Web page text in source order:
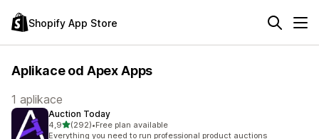
Shopify App Store
Aplikace od Apex Apps
1 aplikace
Auction Today
4,9z 5 hvězd
(292)
Celkový počet recenzí: 292
•Free plan available
Everything you need to run professional product auctions